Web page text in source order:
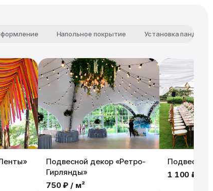
Напольное покрытие Установка пандуса
Подвесной декор «Ретро-
Гирлянды»
750 ₽ / м²
Подвесной
1 100 ₽